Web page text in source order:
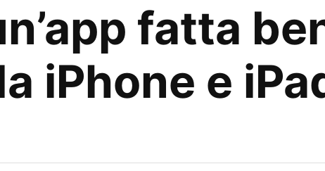
fatta
iPhone e